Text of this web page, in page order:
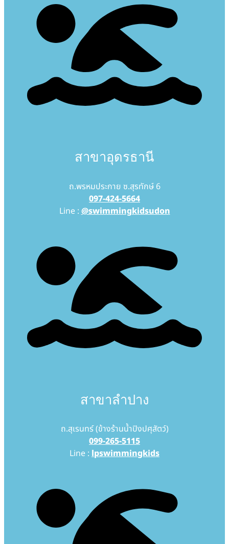
สาขาอุดรธานี
ถ.พรหมประกาย ซ.สุรทักษ์ 6
097-424-5664
Line :@swimmingkidsudon
สาขาลำปาง
ถ.สุเรนทร์ (ข้างร้านน้ำปิงปศุสัตว์)
099-265-5115
Line : lpswimmingkids